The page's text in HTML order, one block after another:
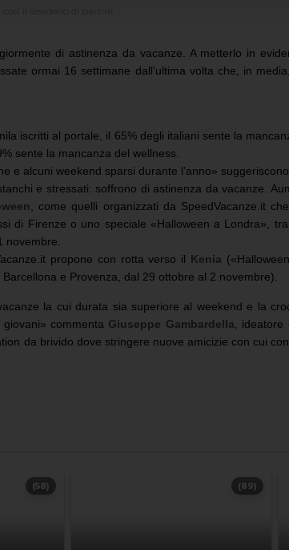
di astinenza da vacanze. A metterlo in
ormai 16 settimane dall’ultima volta che, in
iscritti al portale, il 65% degli italiani sente la
sente la mancanza del wellness.
alcuni weekend sparsi durante l’anno»
e stressati: soffrono di astinenza da vacanze.
, come quelli organizzati da SpeedVacanze.it
di Firenze o uno speciale «Halloween a Londra»,
novembre.
propone con rotta verso il Kenia
e Provenza, dal 29 ottobre al 2 novembre).
la cui durata sia superiore al weekend e la
commenta Giuseppe Gambardella ,
da brivido dove stringere nuove amicizie con cui
(58) (89)